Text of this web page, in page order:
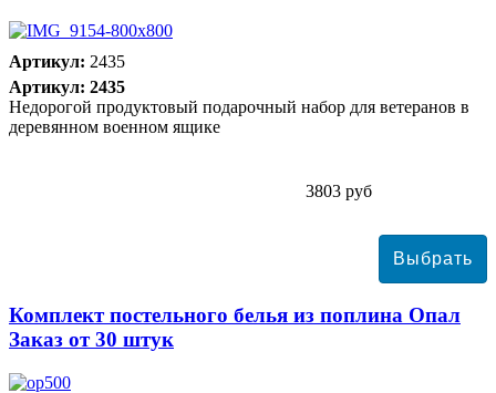
Артикул: 2435
Артикул: 2435
Недорогой продуктовый подарочный набор для ветеранов в
деревянном военном ящике
3803 руб
Комплект постельного белья из поплина Опал
Заказ от 30 штук